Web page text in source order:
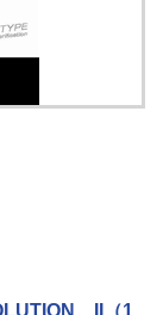
II（1